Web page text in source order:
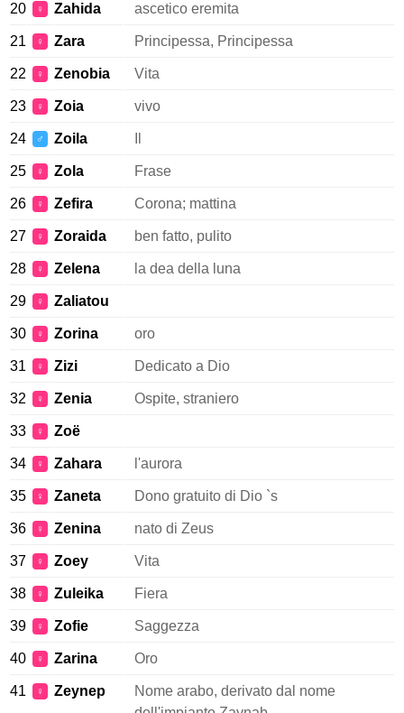
20 ♀ Zahida ascetico eremita
21 ♀ Zara Principessa, Principessa
22 ♀ Zenobia Vita
23 ♀ Zoia vivo
24 ♂ Zoila
25 ♀ Zola Frase
26 ♀ Zefira Corona; mattina
27 ♀ Zoraida ben fatto, pulito
28 ♀ Zelena la dea della luna
29 ♀ Zaliatou
30 ♀ Zorina oro
31 ♀ Zizi Dedicato a Dio
32 ♀ Zenia Ospite, straniero
33 ♀ Zoë
34 ♀ Zahara l'aurora
35 ♀ Zaneta Dono gratuito di Dio `s
36 ♀ Zenina nato di Zeus
37 ♀ Zoey Vita
38 ♀ Zuleika Fiera
39 ♀ Zofie Saggezza
40 ♀ Zarina Oro
41 ♀ Zeynep
Nome arabo, derivato dal nome